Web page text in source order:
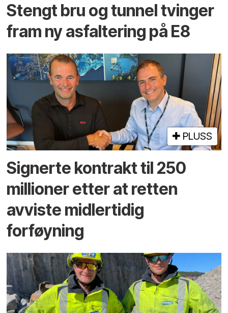
Stengt bru og tunnel tvinger
fram ny asfaltering på E8
PLUSS
Signerte kontrakt til 250
millioner etter at retten
avviste midlertidig
forføyning